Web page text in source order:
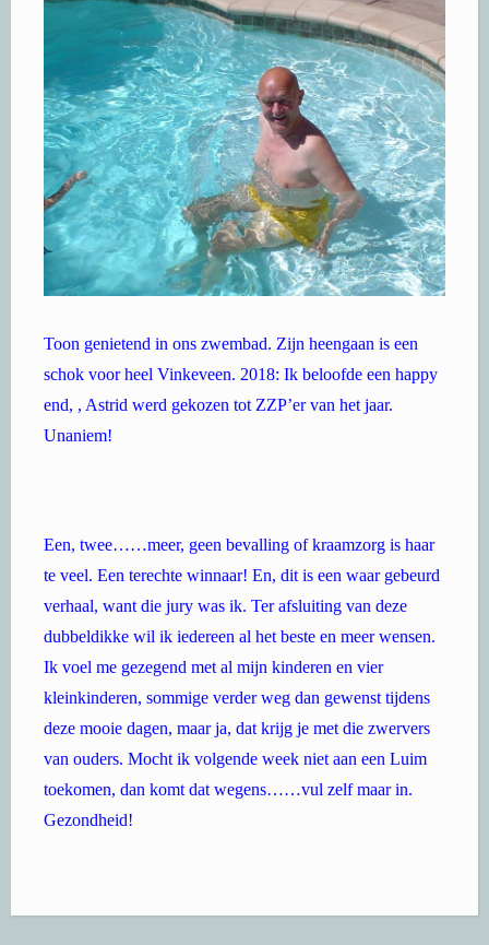
Toon genietend in ons zwembad. Zijn heengaan is een
schok voor heel Vinkeveen. 2018: Ik beloofde een happy
end, , Astrid werd gekozen tot ZZP’er van het jaar.
Unaniem!
Een, twee……meer, geen bevalling of kraamzorg is haar
te veel. Een terechte winnaar! En, dit is een waar gebeurd
verhaal, want die jury was ik. Ter afsluiting van deze
dubbeldikke wil ik iedereen al het beste en meer wensen.
Ik voel me gezegend met al mijn kinderen en vier
kleinkinderen, sommige verder weg dan gewenst tijdens
deze mooie dagen, maar ja, dat krijg je met die zwervers
van ouders. Mocht ik volgende week niet aan een Luim
toekomen, dan komt dat wegens……vul zelf maar in.
Gezondheid!